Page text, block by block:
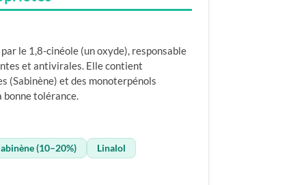
le 1,8-cinéole (un oxyde), responsable
et antivirales. Elle contient
(Sabinène) et des monoterpénols
bonne tolérance.
(10–20%) Linalol